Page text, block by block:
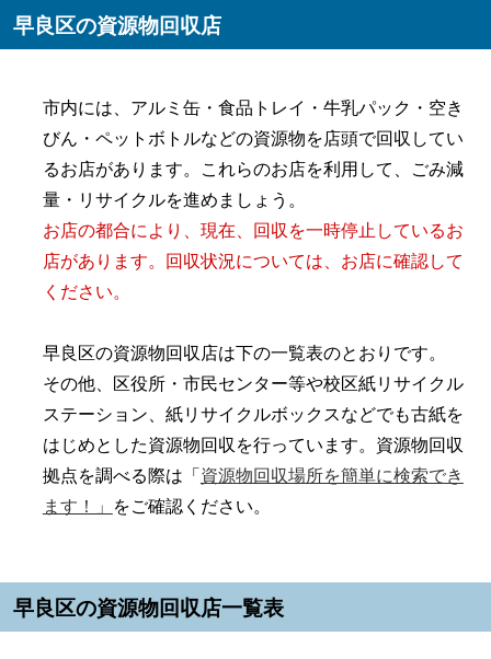
早良区の資源物回収店
市内には、アルミ缶・食品トレイ・牛乳パック・空き
びん・ペットボトルなどの資源物を店頭で回収してい
るお店があります。これらのお店を利用して、ごみ減
量・リサイクルを進めましょう。
お店の都合により、現在、回収を一時停止しているお
店があります。回収状況については、お店に確認して
ください。
早良区の資源物回収店は下の一覧表のとおりです。
その他、区役所・市民センター等や校区紙リサイクル
ステーション、紙リサイクルボックスなどでも古紙を
はじめとした資源物回収を行っています。資源物回収
拠点を調べる際は「 資源物回収場所を簡単に検索でき
ます！」
をご確認ください。
早良区の資源物回収店一覧表